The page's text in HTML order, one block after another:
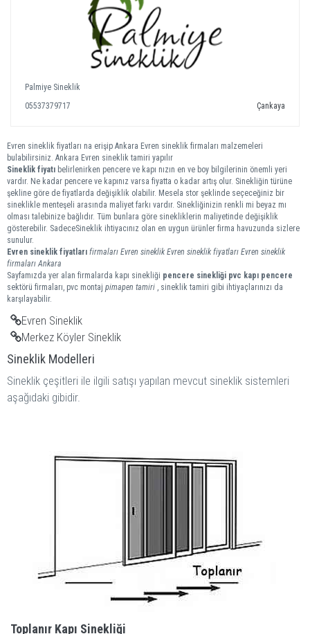
Palmiye Sineklik
05537379717
Çankaya
Evren sineklik fiyatları na erişip Ankara Evren sineklik firmaları malzemeleri
bulabilirsiniz. Ankara Evren sineklik tamiri yapılır
Sineklik fiyatı belirlenirken pencere ve kapı nızın en ve boy bilgilerinin önemli yeri
vardır. Ne kadar pencere ve kapınız varsa fiyatta o kadar artış olur. Sinekliğin türüne
şekline göre de fiyatlarda değişiklik olabilir. Mesela stor şeklinde seçeceğiniz bir
sineklikle menteşeli arasında maliyet farkı vardır. Sinekliğinizin renkli mi beyaz mı
olması talebinize bağlıdır. Tüm bunlara göre sinekliklerin maliyetinde değişiklik
gösterebilir. SadeceSineklik ihtiyacınız olan en uygun ürünler firma havuzunda sizlere
sunulur.
Evren sineklik fiyatları firmaları Evren sineklik Evren sineklik fiyatları Evren sineklik
firmalarıAnkara
Sayfamızda yer alan firmalarda kapı sinekliği pencere sinekliği pvc kapı pencere
sektörü firmaları, pvc montaj pimapen tamiri , sineklik tamiri gibi ihtiyaçlarınızı da
karşılayabilir.
Evren Sineklik
Merkez Köyler Sineklik
Sineklik Modelleri
Sineklik çeşitleri ile ilgili satışı yapılan mevcut sineklik sistemleri
aşağıdaki gibidir.
Toplanır Kapı Sinekliği